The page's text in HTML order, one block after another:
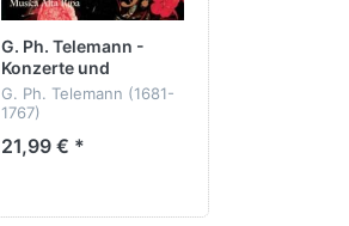
G. Ph. Telemann -
Konzerte und
Kammermusik Vol. 5
G. Ph. Telemann (1681-
1767)
Konzerte und
21,99 € *